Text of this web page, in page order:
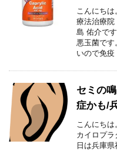
こんにち
療法治療院
島 佑介で
悪玉菌です
いので免疫
セミの
症かも/
こんにち
カイロプ
日は兵庫